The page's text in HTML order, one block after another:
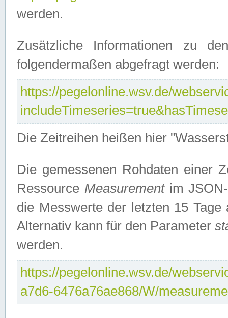
werden.
Zusätzliche Informationen zu
folgendermaßen abgefragt werden:
https://pegelonline.wsv.de/
Die Zeitreihen heißen hier
Die gemessenen Rohdaten einer
Ressource Measurementim JSON-
die Messwerte der letzten 15
Alternativ kann für den Parameter
werden.
https://pegelonline.wsv.de/
a7d6-6476a76ae868/W/